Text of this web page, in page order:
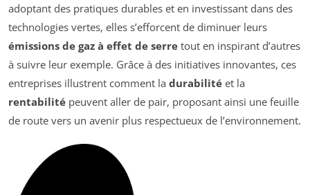
adoptant des pratiques durables et en investissant dans des
technologies vertes, elles s’efforcent de diminuer leurs
émissions de gaz à effet de serre tout en inspirant d’autres
à suivre leur exemple. Grâce à des initiatives innovantes, ces
entreprises illustrent comment la durabilité et la
rentabilité peuvent aller de pair, proposant ainsi une feuille
de route vers un avenir plus respectueux de l’environnement.